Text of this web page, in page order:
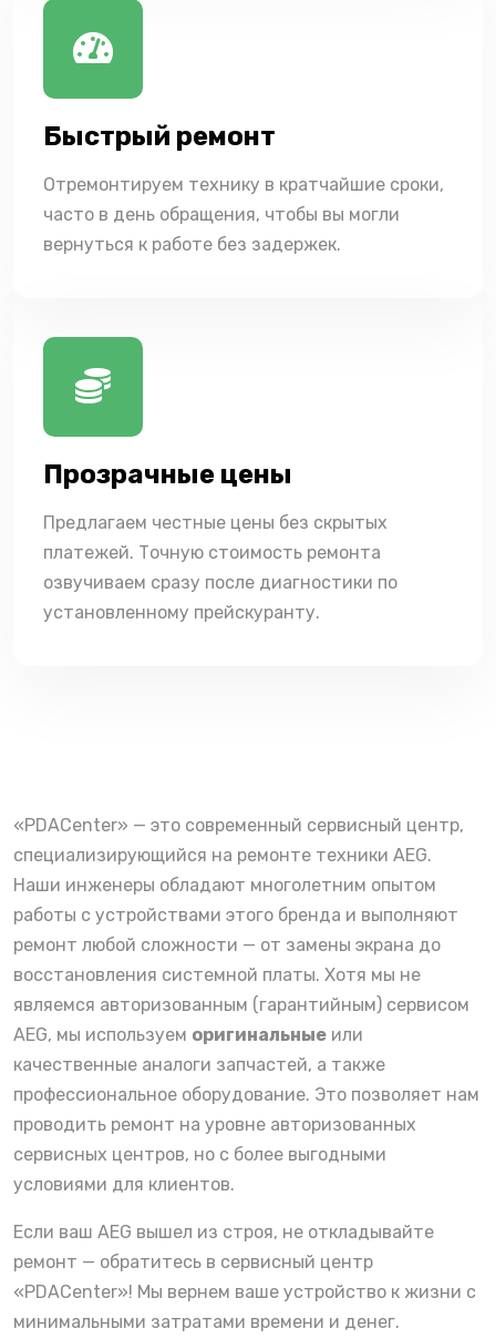
Быстрый ремонт
Отремонтируем технику в кратчайшие сроки,
часто в день обращения, чтобы вы могли
вернуться к работе без задержек.
Прозрачные цены
Предлагаем честные цены без скрытых
платежей. Точную стоимость ремонта
озвучиваем сразу после диагностики по
установленному прейскуранту.
«PDACenter» — это современный сервисный центр,
специализирующийся на ремонте техники AEG.
Наши инженеры обладают многолетним опытом
работы с устройствами этого бренда и выполняют
ремонт любой сложности — от замены экрана до
восстановления системной платы. Хотя мы не
являемся авторизованным (гарантийным) сервисом
AEG, мы используем оригинальные или
качественные аналоги запчастей, а также
профессиональное оборудование. Это позволяет нам
проводить ремонт на уровне авторизованных
сервисных центров, но с более выгодными
условиями для клиентов.
Если ваш AEG вышел из строя, не откладывайте
ремонт — обратитесь в сервисный центр
«PDACenter»! Мы вернем ваше устройство к жизни с
минимальными затратами времени и денег.